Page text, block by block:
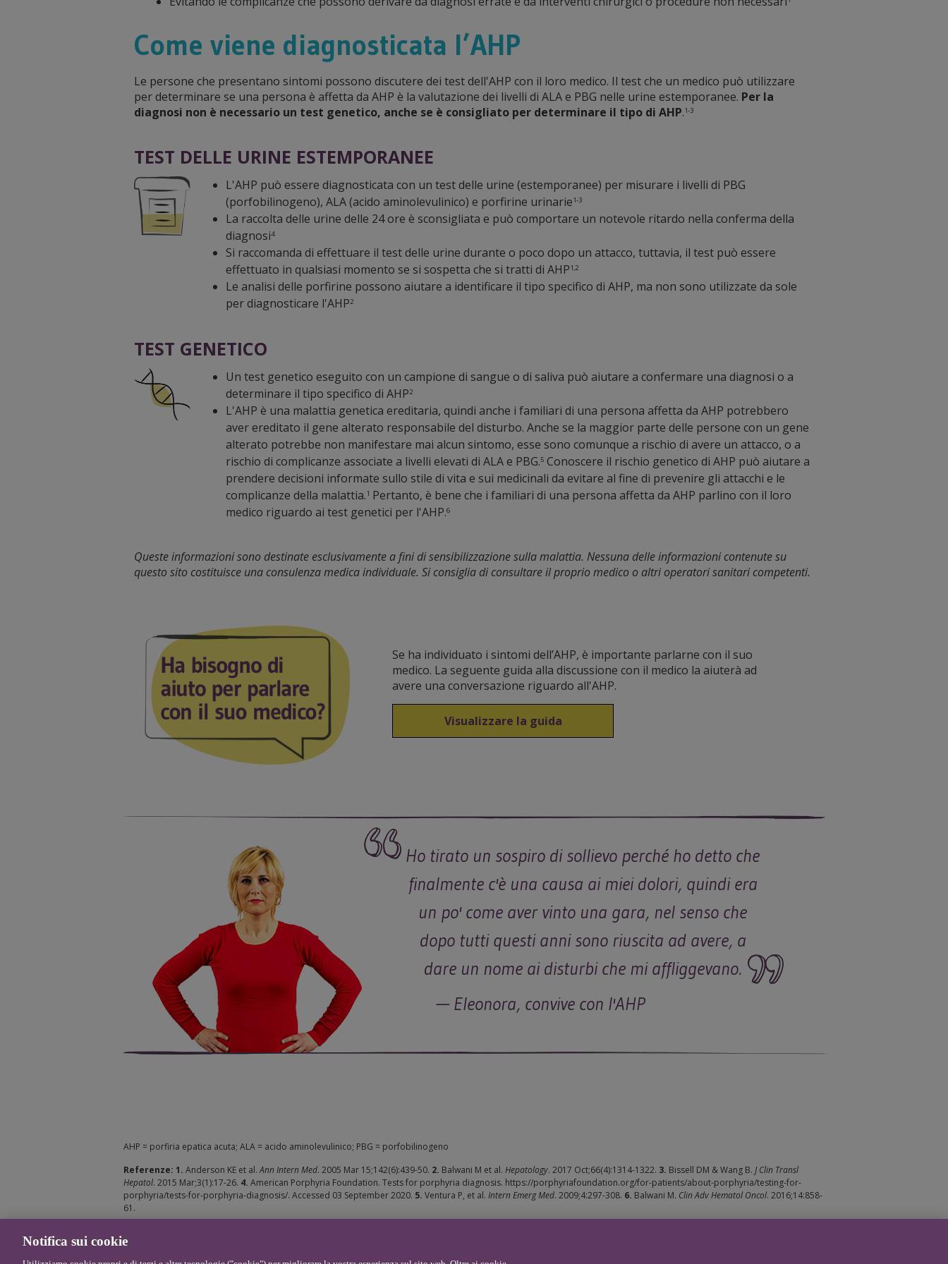
Come viene diagnosticata l’AHP
Le persone che presentano sintomi possono discutere dei test dell'AHP con il loro medico. Il test che un medico può utilizzare
per determinare se una persona è affetta da AHP è la valutazione dei livelli di ALA e PBG nelle urine estemporanee. Per la
diagnosi non è necessario un test genetico, anche se è consigliato per determinare il tipo di AHP.1-3
TEST DELLE URINE ESTEMPORANEE
L'AHP può essere diagnosticata con un test delle urine (estemporanee) per misurare i livelli di PBG
(porfobilinogeno), ALA (acido aminolevulinico) e porfirine urinarie1-3
La raccolta delle urine delle 24 ore è sconsigliata e può comportare un notevole ritardo nella conferma della
diagnosi4
Si raccomanda di effettuare il test delle urine durante o poco dopo un attacco, tuttavia, il test può essere
effettuato in qualsiasi momento se si sospetta che si tratti di AHP1,2
Le analisi delle porfirine possono aiutare a identificare il tipo specifico di AHP, ma non sono utilizzate da sole
per diagnosticare l'AHP2
TEST GENETICO
Un test genetico eseguito con un campione di sangue o di saliva può aiutare a confermare una diagnosi o a
determinare il tipo specifico di AHP2
L'AHP è una malattia genetica ereditaria, quindi anche i familiari di una persona affetta da AHP potrebbero
aver ereditato il gene alterato responsabile del disturbo. Anche se la maggior parte delle persone con un gene
alterato potrebbe non manifestare mai alcun sintomo, esse sono comunque a rischio di avere un attacco, o a
rischio di complicanze associate a livelli elevati di ALA e PBG.5 Conoscere il rischio genetico di AHP può aiutare a
prendere decisioni informate sullo stile di vita e sui medicinali da evitare al fine di prevenire gli attacchi e le
complicanze della malattia.1 Pertanto, è bene che i familiari di una persona affetta da AHP parlino con il loro
medico riguardo ai test genetici per l'AHP.6
Queste informazioni sono destinate esclusivamente a fini di sensibilizzazione sulla malattia. Nessuna delle informazioni contenute su
questo sito costituisce una consulenza medica individuale. Si consiglia di consultare il proprio medico o altri operatori sanitari competenti.
Se ha individuato i sintomi dell’AHP, è importante parlarne con il suo
medico. La seguente guida alla discussione con il medico la aiuterà ad
avere una conversazione riguardo all'AHP.
Visualizzare la guida
Ho tirato un sospiro di sollievo perché ho detto che
finalmente c'è una causa ai miei dolori, quindi era
un po' come aver vinto una gara, nel senso che
dopo tutti questi anni sono riuscita ad avere, a
dare un nome ai disturbi che mi affliggevano.
— Eleonora, convive con l'AHP
AHP = porfiria epatica acuta; ALA = acido aminolevulinico; PBG = porfobilinogeno
Referenze: 1. Anderson KE et al.Ann Intern Med. 2005 Mar 15;142(6):439-50. 2. Balwani M et al. Hepatology. 2017 Oct;66(4):1314-1322. 3. Bissell DM & Wang B. J Clin Transl
Hepatol. 2015 Mar;3(1):17-26. 4. American Porphyria Foundation. Tests for porphyria diagnosis. https://porphyriafoundation.org/for-patients/about-porphyria/testing-for-
porphyria/tests-for-porphyria-diagnosis/. Accessed 03 September 2020. 5. Ventura P, et al. Intern Emerg Med. 2009;4:297-308. 6. Balwani M. Clin Adv Hematol Oncol. 2016;14:858-
61.
Notifica sui cookie